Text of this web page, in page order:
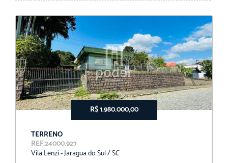
R$ 1.980.000,00
TERRENO
REF:24000.927
Vila Lenzi - Jaragua do Sul / SC